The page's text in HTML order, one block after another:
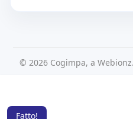
Fatto!
© 2026 Cogimpa, a